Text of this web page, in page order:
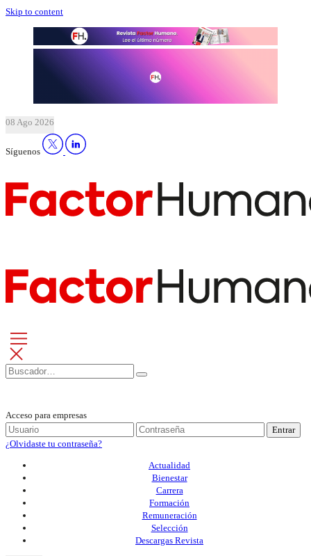
Skip to content
08 Ago 2026
Síguenos
Acceso para empresas
Entrar
¿Olvidaste tu contraseña?
Actualidad
Bienestar
Carrera
Formación
Remuneración
Selección
Descargas Revista